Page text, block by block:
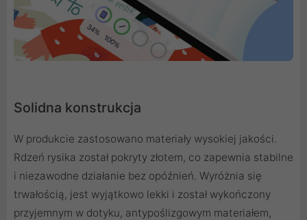
Solidna konstrukcja
W produkcie zastosowano materiały wysokiej jakości.
Rdzeń rysika został pokryty złotem, co zapewnia stabilne
i niezawodne działanie bez opóźnień. Wyróżnia się
trwałością, jest wyjątkowo lekki i został wykończony
przyjemnym w dotyku, antypoślizgowym materiałem,